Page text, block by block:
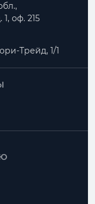
оф. 215
Трейд, 1/1